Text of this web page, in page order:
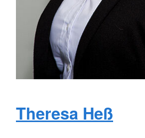
Theresa Heß